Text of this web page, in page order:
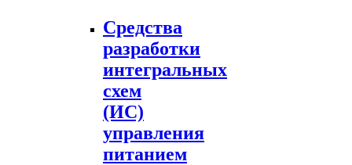
Средства
разработки
интегральных
схем
(ИС)
управления
питанием